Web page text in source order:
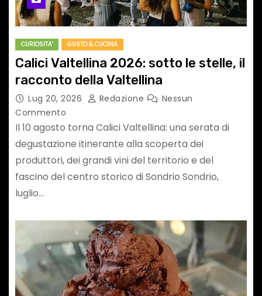
CURIOSITA' GUSTO & CUCINA
Calici Valtellina 2026: sotto le stelle, il
racconto della Valtellina
Lug 20, 2026 Redazione
Nessun
Commento
Il 10 agosto torna Calici Valtellina: una serata di
degustazione itinerante alla scoperta dei
produttori, dei grandi vini del territorio e del
fascino del centro storico di Sondrio Sondrio,
luglio…